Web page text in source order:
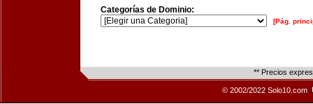
Categorías de Dominio:
[Pág.
** Precios
© 2002/2022 Solo10.com